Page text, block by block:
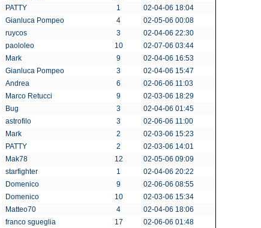
PATTY 1
02-04-06 18:04
Gianluca Pompeo 4
02-05-06 00:08
ruycos 3
02-04-06 22:30
paololeo 10
02-07-06 03:44
Mark 9
02-04-06 16:53
Gianluca Pompeo 3
02-04-06 15:47
Andrea 6
02-06-06 11:03
Marco Retucci 9
02-03-06 18:29
Bug 3
02-04-06 01:45
astrofilo 3
02-06-06 11:00
Mark 2
02-03-06 15:23
PATTY 2
02-03-06 14:01
Mak78 12
02-05-06 09:09
starfighter 1
02-04-06 20:22
Domenico 9
02-06-06 08:55
Domenico 10
02-03-06 15:34
Matteo70 4
02-04-06 18:06
franco sgueglia 17
02-06-06 01:48